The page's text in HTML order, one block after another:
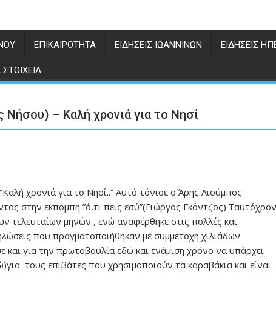
ΕΠΙΚΑΙΡΌΤΗΤΑ ΕΙΔΉΣΕΙΣ ΙΩΑΝΝΊΝΩΝ ΕΙΔΉΣΕΙΣ
– Καλή χρονιά για το Νησί
“Καλή χρονιά για το Νησί..” Αυτό τόνισε ο Άρης Λιούμπος
στην εκπομπή ”ό,τι πεις εσύ”(Γιώργος
τελευταίων μηνών , ενώ αναφέρθηκε στις πολλές και
που πραγματοποιήθηκαν με συμμετοχή χιλιάδων
και για την πρωτοβουλία εδώ και ενάμιση χρόνο να υπάρχει
τους επιβάτες που χρησιμοποιούν τα καραβάκια και είναι